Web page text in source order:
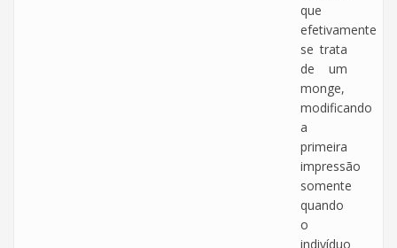
que
efetivamente
se trata
de um
monge,
modificando
a
primeira
impressão
somente
quando
o
indivíduo